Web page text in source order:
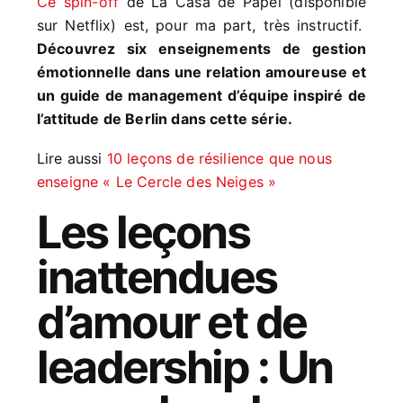
sur Netflix) est, pour ma part, très instructif.
Découvrez six enseignements de gestion
émotionnelle dans une relation amoureuse et
un guide de management d’équipe inspiré de
l’attitude de Berlin dans cette série.
Lire aussi 10 leçons de résilience que nous
enseigne « Le Cercle des Neiges »
Les leçons
inattendues
d’amour et de
leadership : Un